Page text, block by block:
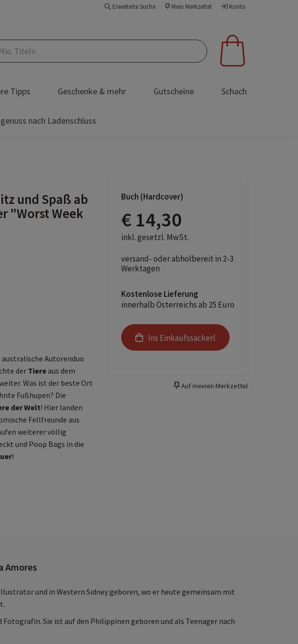
Erweiterte Suche Mein Merkzettel Konto
Tipps Geschenke & mehr Gutscheine Schach
nach Ladenschluss
und Spaß ab
"Worst Week
australische Autorenduo
der Tiereaus dem
Was ist der beste Ort
Fußhupen? Die
der Welt! Hier landen
Fellfreunde aus
weiterer völlig
und Poop Bags in die
!
Buch (Hardcover)
€ 14,30
inkl. gesetzl. MwSt.
versand- oder abholbereit in 2-3
Werktagen
Kostenlose Lieferung
innerhalb Österreichs ab 25 Euro
Ins Einkaufssackerl
Auf meinen Merkzettel
Amores
und in Western Sidney geboren, wo er heute gemeinsam mit
Fotografin. Sie ist auf den Philippinen geboren und als Teenager nach